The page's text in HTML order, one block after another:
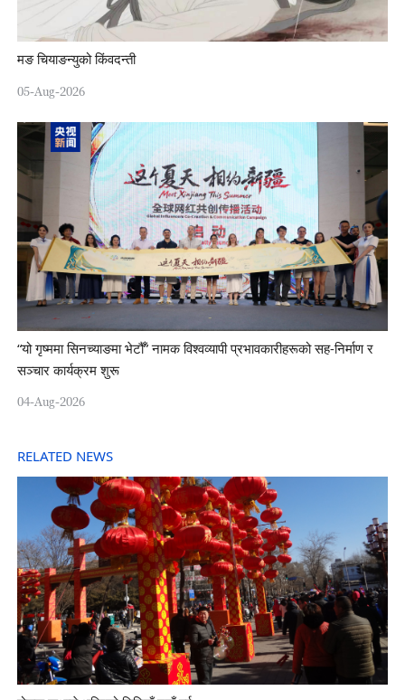
मङ चियाङन्युको किंवदन्ती
05-Aug-2026
“यो गृष्ममा सिनच्याङमा भेटौँ” नामक विश्वव्यापी प्रभावकारीहरूको सह-निर्माण र
सञ्चार कार्यक्रम शुरू
04-Aug-2026
RELATED NEWS